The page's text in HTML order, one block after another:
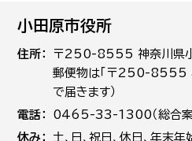
小田原市役所
住所
〒250-8555 神奈川県
郵便物は「〒250-8555
で届きます）
電話
0465-33-1300（総合案
休み
土､日､祝日、休日、年末